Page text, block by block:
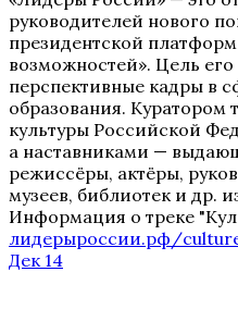
руководителей нового
президентской
возможностей». Цель
перспективные кадры в
образования. Куратором
культуры Российской
а наставниками —
режиссёры, актёры,
музеев, библиотек и др.
Информация о треке
лидерыроссии.рф/
Дек 14